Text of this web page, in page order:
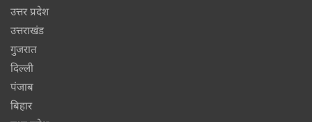
उत्तर प्रदेश
उत्तराखंड
गुजरात
दिल्ली
पंजाब
बिहार